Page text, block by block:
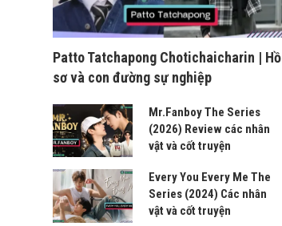
Patto Tatchapong Chotichaicharin | Hồ
sơ và con đường sự nghiệp
Mr.Fanboy The Series
(2026) Review các nhân
vật và cốt truyện
Every You Every Me The
Series (2024) Các nhân
vật và cốt truyện